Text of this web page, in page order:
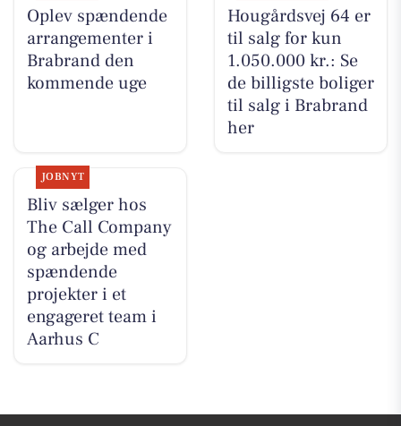
Oplev spændende
arrangementer i
Brabrand den
kommende uge
Hougårdsvej 64 er
til salg for kun
1.050.000 kr.: Se
de billigste boliger
til salg i Brabrand
her
JOBNYT
Bliv sælger hos
The Call Company
og arbejde med
spændende
projekter i et
engageret team i
Aarhus C